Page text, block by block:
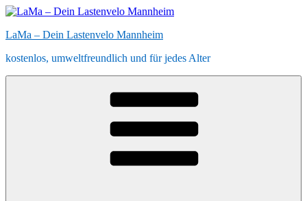
Zum
springen
LaMa – Dein Lastenvelo Mannheim
kostenlos, umweltfreundlich und für jedes Alter